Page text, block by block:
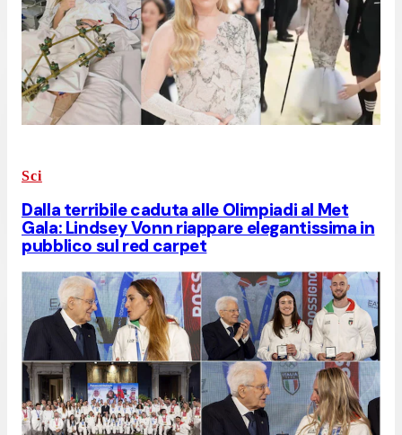
Sci
Dalla terribile caduta alle Olimpiadi al Met
Gala: Lindsey Vonn riappare elegantissima in
pubblico sul red carpet